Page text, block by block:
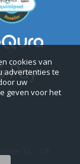
cookies van
advertenties te
uw
geven voor het